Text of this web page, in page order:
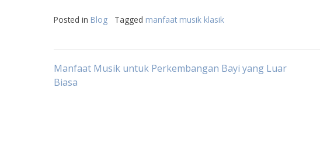
Posted in Blog Tagged manfaat musik klasik
Post
Manfaat Musik untuk Perkembangan Bayi yang Luar
Biasa